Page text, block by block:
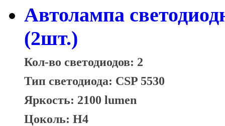
Автолампа
(2шт.)
Кол-во светодиодов: 2
Тип светодиода: CSP 5530
Яркость: 2100 lumen
Цоколь: H4